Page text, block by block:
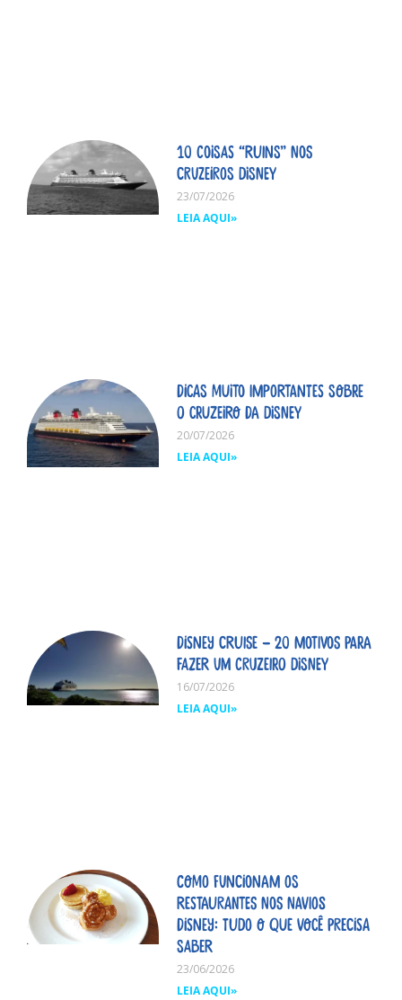
10 coisas “ruins” nos
cruzeiros Disney
23/07/2026
LEIA AQUI»
Dicas MUITO importantes sobre
o cruzeiro da Disney
20/07/2026
LEIA AQUI»
Disney Cruise – 20 motivos para
fazer um cruzeiro Disney
16/07/2026
LEIA AQUI»
Como funcionam os
restaurantes nos navios
Disney: tudo o que você precisa
saber
23/06/2026
LEIA AQUI»